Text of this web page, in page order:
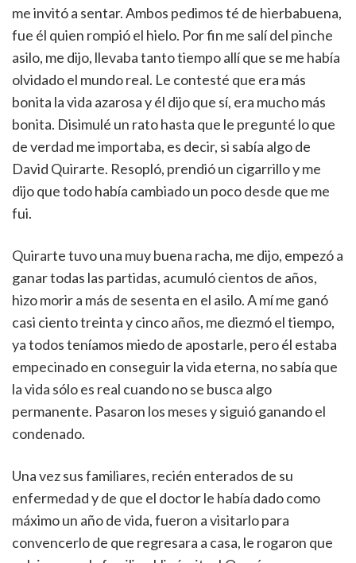
me invitó a sentar. Ambos pedimos té de hierbabuena,
fue él quien rompió el hielo. Por fin me salí del pinche
asilo, me dijo, llevaba tanto tiempo allí que se me había
olvidado el mundo real. Le contesté que era más
bonita la vida azarosa y él dijo que sí, era mucho más
bonita. Disimulé un rato hasta que le pregunté lo que
de verdad me importaba, es decir, si sabía algo de
David Quirarte. Resopló, prendió un cigarrillo y me
dijo que todo había cambiado un poco desde que me
fui.
Quirarte tuvo una muy buena racha, me dijo, empezó a
ganar todas las partidas, acumuló cientos de años,
hizo morir a más de sesenta en el asilo. A mí me ganó
casi ciento treinta y cinco años, me diezmó el tiempo,
ya todos teníamos miedo de apostarle, pero él estaba
empecinado en conseguir la vida eterna, no sabía que
la vida sólo es real cuando no se busca algo
permanente. Pasaron los meses y siguió ganando el
condenado.
Una vez sus familiares, recién enterados de su
enfermedad y de que el doctor le había dado como
máximo un año de vida, fueron a visitarlo para
convencerlo de que regresara a casa, le rogaron que